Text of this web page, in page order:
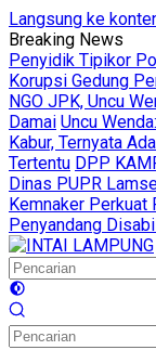
Langsung ke
Breaking News
Penyidik Tipikor
Korupsi Gedung
NGO JPK, Uncu
Damai Uncu
Kabur, Ternyata
Tertentu DPP
Dinas PUPR
Kemnaker Perkuat
Penyandang